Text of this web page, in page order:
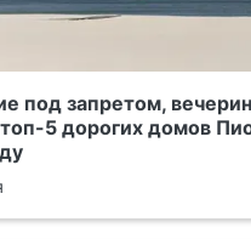
под запретом,
5 дорогих домов